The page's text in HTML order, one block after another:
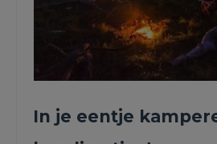
In je eentje